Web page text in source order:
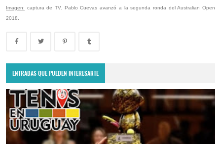
Imagen: captura de TV. Pablo Cuevas avanzó a la segunda ronda del Australian Open
2018.
ENTRADAS QUE PUEDEN INTERESARTE